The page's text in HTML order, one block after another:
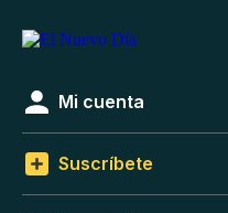
Mi cuenta
Suscríbete